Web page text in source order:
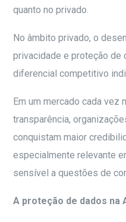
quanto no privado.
No âmbito privado, o
privacidade e proteção de
diferencial competitivo
Em um mercado cada vez
transparência,
conquistam maior
especialmente relevante
sensível a questões de
A proteção de dados na